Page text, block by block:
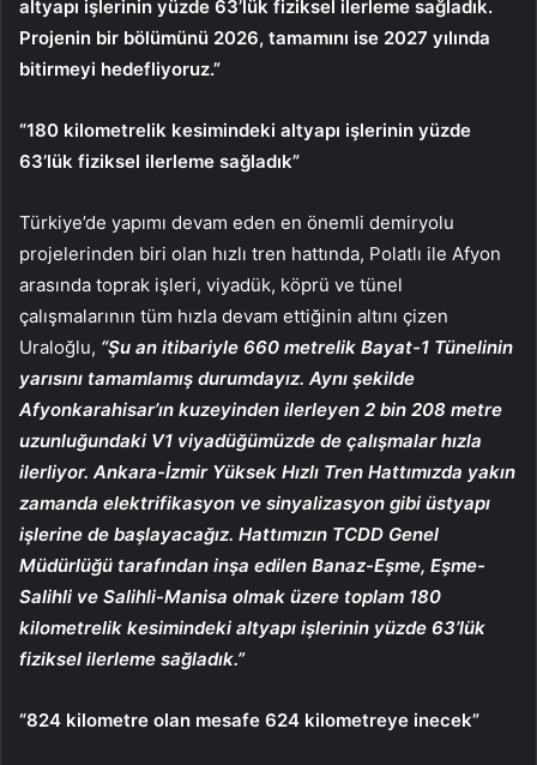
altyapı işlerinin yüzde 63’lük fiziksel ilerleme sağladık.
Projenin bir bölümünü 2026, tamamını ise 2027 yılında
bitirmeyi hedefliyoruz.”
“180 kilometrelik kesimindeki altyapı işlerinin yüzde
63’lük fiziksel ilerleme sağladık”
Türkiye’de yapımı devam eden en önemli demiryolu
projelerinden biri olan hızlı tren hattında, Polatlı ile Afyon
arasında toprak işleri, viyadük, köprü ve tünel
çalışmalarının tüm hızla devam ettiğinin altını çizen
Uraloğlu, “Şu an itibariyle 660 metrelik Bayat-1 Tünelinin
yarısını tamamlamış durumdayız. Aynı şekilde
Afyonkarahisar’ın kuzeyinden ilerleyen 2 bin 208 metre
uzunluğundaki V1 viyadüğümüzde de çalışmalar hızla
ilerliyor. Ankara-İzmir Yüksek Hızlı Tren Hattımızda yakın
zamanda elektrifikasyon ve sinyalizasyon gibi üstyapı
işlerine de başlayacağız. Hattımızın TCDD Genel
Müdürlüğü tarafından inşa edilen Banaz-Eşme, Eşme-
Salihli ve Salihli-Manisa olmak üzere toplam 180
kilometrelik kesimindeki altyapı işlerinin yüzde 63’lük
fiziksel ilerleme sağladık.”
“824 kilometre olan mesafe 624 kilometreye inecek”